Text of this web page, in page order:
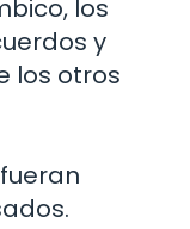
los
y
los otros